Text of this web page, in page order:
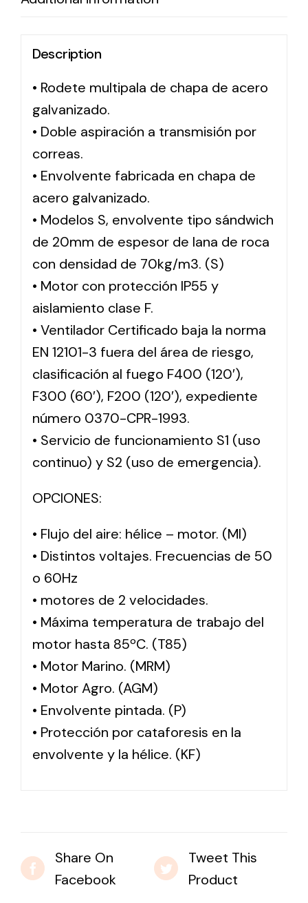
Description
• Rodete multipala de chapa de acero
galvanizado.
• Doble aspiración a transmisión por
correas.
• Envolvente fabricada en chapa de
acero galvanizado.
• Modelos S, envolvente tipo sándwich
de 20mm de espesor de lana de roca
con densidad de 70kg/m3. (S)
• Motor con protección IP55 y
aislamiento clase F.
• Ventilador Certificado baja la norma
EN 12101-3 fuera del área de riesgo,
clasificación al fuego F400 (120′),
F300 (60′), F200 (120′), expediente
número 0370-CPR-1993.
• Servicio de funcionamiento S1 (uso
continuo) y S2 (uso de emergencia).
OPCIONES:
• Flujo del aire: hélice – motor. (MI)
• Distintos voltajes. Frecuencias de 50
o 60Hz
• motores de 2 velocidades.
• Máxima temperatura de trabajo del
motor hasta 85ºC. (T85)
• Motor Marino. (MRM)
• Motor Agro. (AGM)
• Envolvente pintada. (P)
• Protección por cataforesis en la
envolvente y la hélice. (KF)
Share On
Facebook
Tweet This
Product